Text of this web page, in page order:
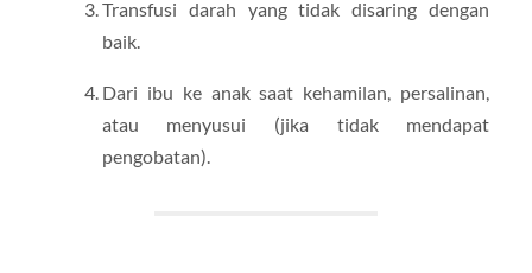
Transfusi darah yang tidak disaring dengan
baik.
Dari ibu ke anak saat kehamilan, persalinan,
atau menyusui (jika tidak mendapat
pengobatan).